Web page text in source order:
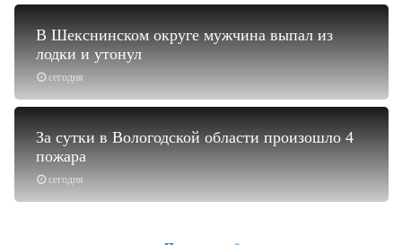
сегодня
В Шекснинском округе мужчина выпал из
лодки и утонул
сегодня
За сутки в Вологодской области произошло 4
пожара